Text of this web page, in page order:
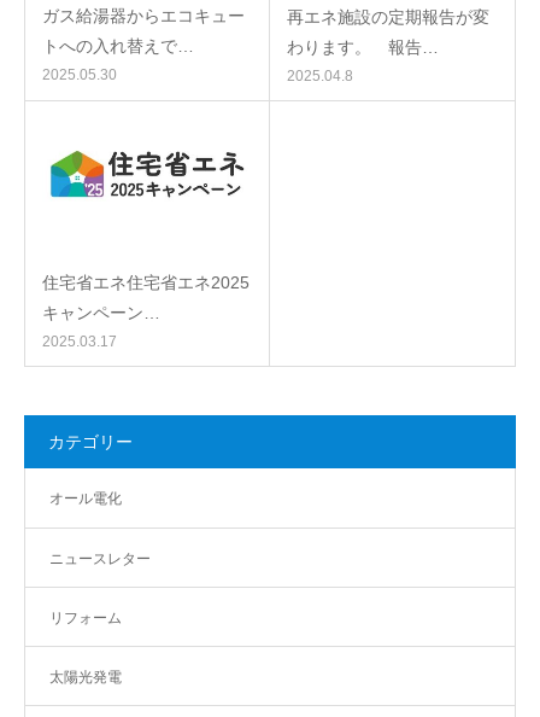
ガス給湯器からエコキュー
トへの入れ替えで…
2025.05.30
再エネ施設の定期報告が変
わります。 報告…
2025.04.8
住宅省エネ住宅省エネ2025
キャンペーン…
2025.03.17
カテゴリー
オール電化
ニュースレター
リフォーム
太陽光発電